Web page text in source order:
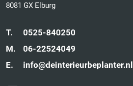
8081 GX Elburg
T.
0525-840250
M.
06-22524049
E.
info@deinterieurbeplanter.nl